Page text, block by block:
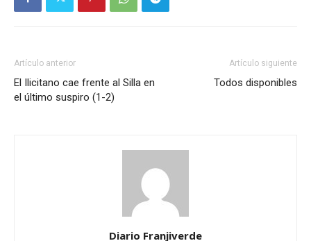
Artículo anterior
El Ilicitano cae frente al Silla en
el último suspiro (1-2)
Artículo siguiente
Todos disponibles
Diario Franjiverde